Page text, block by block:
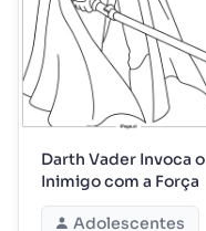
Darth Vader Invoca o
Inimigo com a Força
Adolescentes